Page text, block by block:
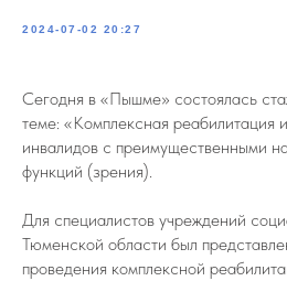
2024-07-02 20:27
Сегодня в «Пышме» состоялась
теме: «Комплексная реабилитация
инвалидов с преимущественными
функций (зрения).
Для специалистов учреждений
Тюменской области был
проведения комплексной